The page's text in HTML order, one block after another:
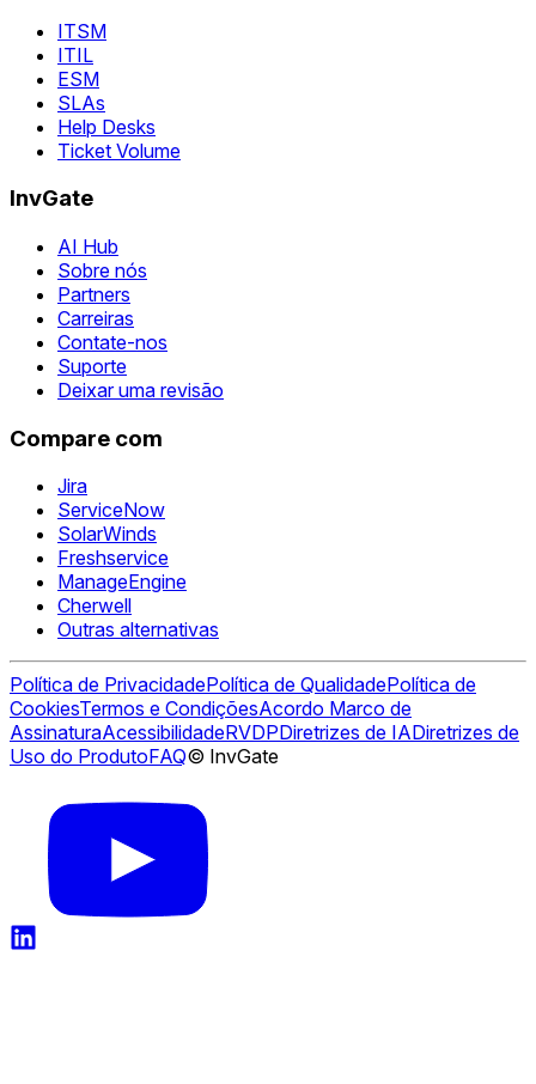
ITSM
ITIL
ESM
SLAs
Help Desks
Ticket Volume
InvGate
AI Hub
Sobre nós
Partners
Carreiras
Contate-nos
Suporte
Deixar uma revisão
Compare com
Jira
ServiceNow
SolarWinds
Freshservice
ManageEngine
Cherwell
Outras alternativas
Política de PrivacidadePolítica de QualidadePolítica de
CookiesTermos e CondiçõesAcordo Marco de
AssinaturaAcessibilidadeRVDPDiretrizes de IADiretrizes de
Uso do ProdutoFAQ© InvGate